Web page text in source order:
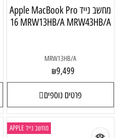
מחשב נייד Apple MacBook Pro
16 MRW13HB/A MRW43HB/A
MRW13HB/A
₪9,499
פרטים נוספים
מחשב נייד APPLE